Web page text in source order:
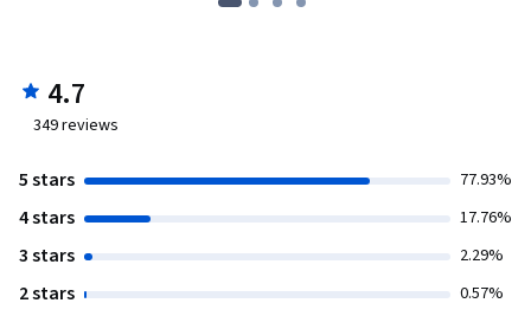
4.7
349reviews
5 stars 77.93%
4 stars 17.76%
3 stars 2.29%
2 stars 0.57%